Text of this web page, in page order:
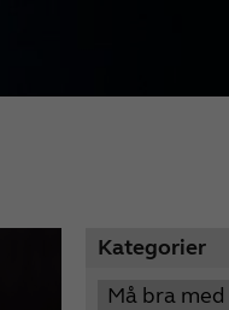
Kategorier
Må bra med